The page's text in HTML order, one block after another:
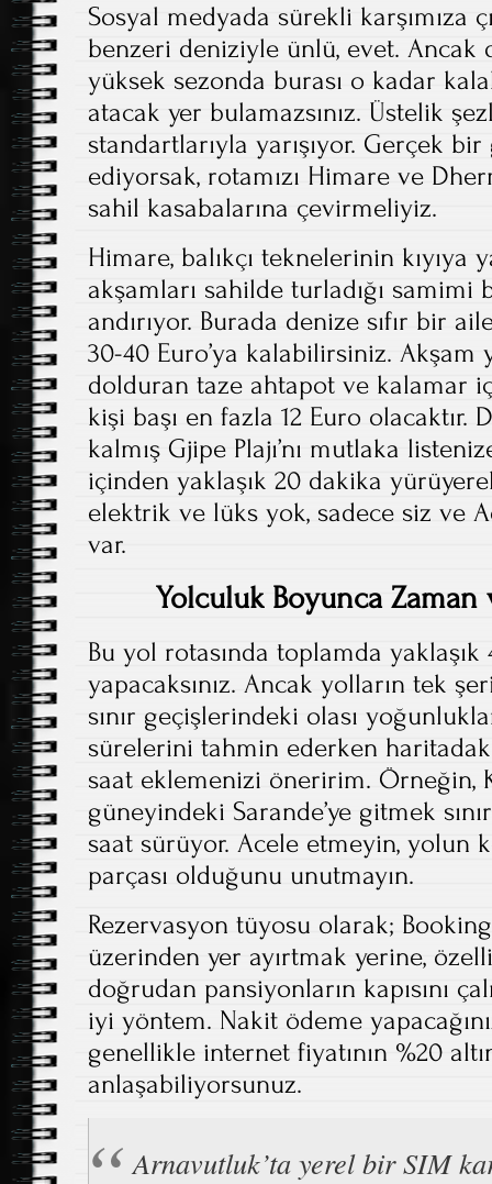
Sosyal medyada sürekli karşımıza
benzeri deniziyle ünlü, evet. Ancak
yüksek sezonda burası o kadar
atacak yer bulamazsınız. Üstelik
standartlarıyla yarışıyor. Gerçek
ediyorsak, rotamızı Himare ve
sahil kasabalarına çevirmeliyiz.
Himare, balıkçı teknelerinin kıyıya
akşamları sahilde turladığı samimi
andırıyor. Burada denize sıfır bir
30-40 Euro’ya kalabilirsiniz. Akşam
dolduran taze ahtapot ve kalamar
kişi başı en fazla 12 Euro
kalmış Gjipe Plajı’nı mutlaka
içinden yaklaşık 20 dakika
elektrik ve lüks yok, sadece siz ve
var.
Yolculuk Boyunca Zaman
Bu yol rotasında toplamda
yapacaksınız. Ancak yolların tek
sınır geçişlerindeki olası
sürelerini tahmin ederken
saat eklemenizi öneririm. Örneğin,
güneyindeki Sarande’ye gitmek
saat sürüyor. Acele etmeyin, yolun
parçası olduğunu unutmayın.
Rezervasyon tüyosu olarak;
üzerinden yer ayırtmak yerine,
doğrudan pansiyonların kapısını
iyi yöntem. Nakit ödeme
genellikle internet fiyatının %20
anlaşabiliyorsunuz.
Arnavutluk’ta yerel bir SIM